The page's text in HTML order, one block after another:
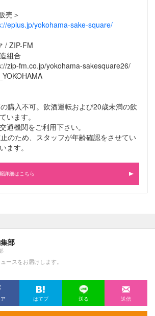
売＞
eplus.jp/yokohama-sake-square/
/ ZIP-FM
組合
zip-fm.co.jp/yokohama-sakesquare26/
購入不可。飲酒運転および20歳未満の飲
います。
通機関をご利用下さい。
のため、スタッフが年齢確認をさせてい
ます。
詳細はこちら
部
ースをお届けします。
はてブ 送る 送信